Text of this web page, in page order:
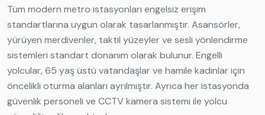
Tüm modern metro istasyonları engelsiz erişim
standartlarına uygun olarak tasarlanmıştır. Asansörler,
yürüyen merdivenler, taktil yüzeyler ve sesli yönlendirme
sistemleri standart donanım olarak bulunur. Engelli
yolcular, 65 yaş üstü vatandaşlar ve hamile kadınlar için
öncelikli oturma alanları ayrılmıştır. Ayrıca her istasyonda
güvenlik personeli ve CCTV kamera sistemi ile yolcu